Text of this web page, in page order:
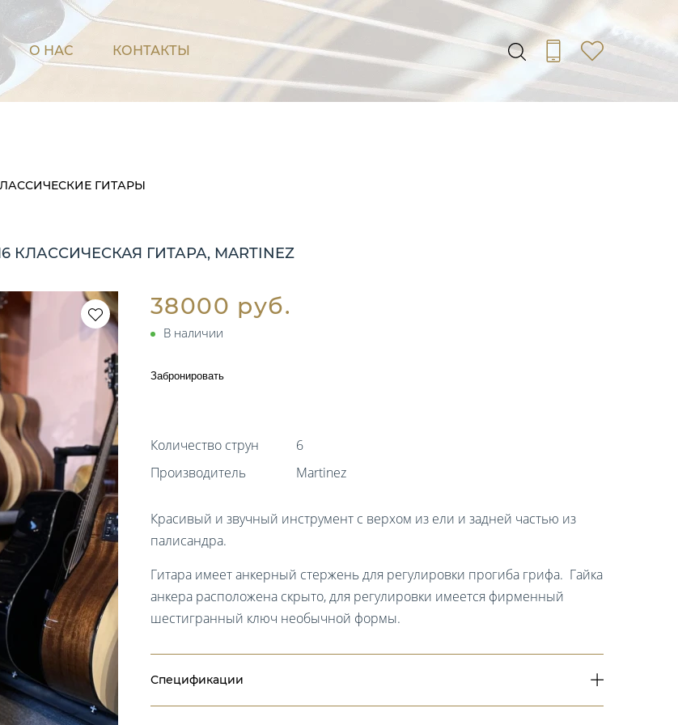
О НАС КОНТАКТЫ
ГИТАРЫ
КЛАССИЧЕСКАЯ ГИТАРА, MARTINEZ
38000 руб.
В наличии
Забронировать
Количество струн
6
Производитель
Martinez
Красивый и звучный инструмент с верхом из ели и задней частью из
палисандра.
Гитара имеет анкерный стержень для регулировки прогиба грифа. Гайка
анкера расположена скрыто, для регулировки имеется фирменный
шестигранный ключ необычной формы.
Спецификации